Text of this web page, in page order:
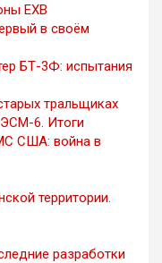
EXB
в своём
БТ-3Ф: испытания
тральщиках
6. Итоги
США: война в
территории.
разработки